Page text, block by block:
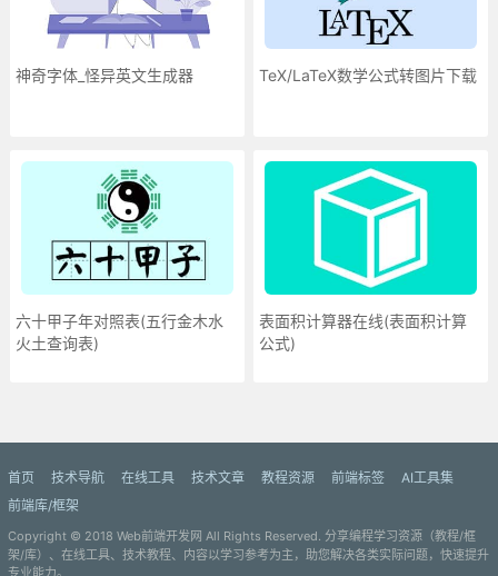
神奇字体_怪异英文生成器 TeX/LaTeX数学公式转图片下载
六十甲子年对照表(五行金木水
火土查询表)
表面积计算器在线(表面积计算
公式)
首页 技术导航 在线工具 技术文章 教程资源 前端标签
AI工具集
前端库/框架